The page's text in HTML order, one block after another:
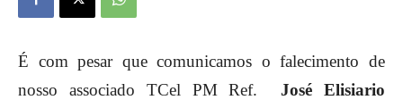
É com pesar que comunicamos o falecimento de
nosso associado TCel PM Ref.José Elisiario